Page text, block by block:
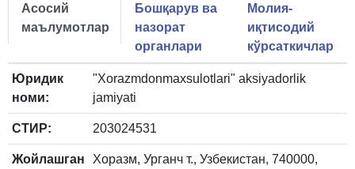
Асосий
маълумотлар
Бошқарув ва
назорат
органлари
Молия-
иқтисодий
кўрсаткичлар
Юридик
номи:
"Xorazmdonmaxsulotlari" aksiyadorlik
jamiyati
СТИР: 203024531
Жойлашган
Хоразм, Урганч т., Узбекистан, 740000,